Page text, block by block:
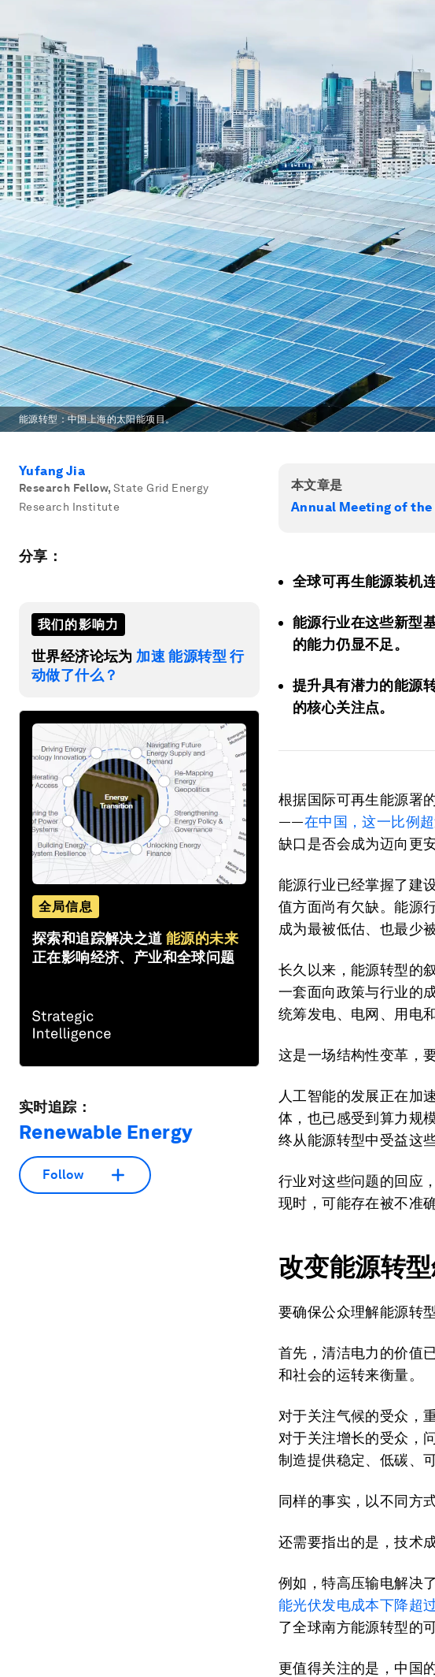
能源转型：中国上海的太阳能项目。
Yufang Jia
Research Fellow, State Grid Energy
Research Institute
分享：
我们的影响力
世界经济论坛为 加速 能源转型 行
动做了什么？
全局信息
探索和追踪解决之道 能源的未来
正在影响经济、产业和全球问题
实时追踪：
Renewable Energy
Follow
本文章是
Annual Meeting of the
全球可再生能源装机
能源行业在这些新型
的能力仍显不足。
提升具有潜力的能源
的核心关注点。
根据国际可再生能源署
——在中国，这一比例
缺口是否会成为迈向更
能源行业已经掌握了建
值方面尚有欠缺。能源
成为最被低估、也最少
长久以来，能源转型的
一套面向政策与行业的
统筹发电、电网、用电和
这是一场结构性变革，
人工智能的发展正在加
体，也已感受到算力规
终从能源转型中受益这
行业对这些问题的回应
现时，可能存在被不准
改变能源转
要确保公众理解能源转
首先，清洁电力的价值
和社会的运转来衡量。
对于关注气候的受众，
对于关注增长的受众，
制造提供稳定、低碳、
同样的事实，以不同方
还需要指出的是，技术
例如，特高压输电解决
能光伏发电成本下降超
了全球南方能源转型的可
更值得关注的是，中国